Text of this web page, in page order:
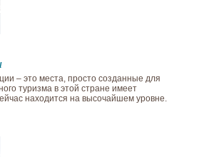
– это места, просто созданные для
туризма в этой стране имеет
находится на высочайшем уровне.